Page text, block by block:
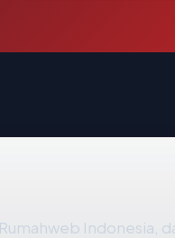
Indonesia,